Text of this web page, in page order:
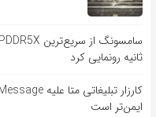
ثانیه رونمایی کرد
ایمن‌تر است